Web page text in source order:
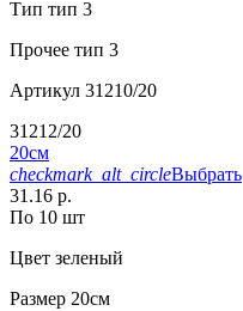
Тип тип 3
Прочее тип 3
Артикул 31210/20
31212/20
20см
checkmark_alt_circleВыбрать
31.16 р.
По 10 шт
Цвет зеленый
Размер 20см